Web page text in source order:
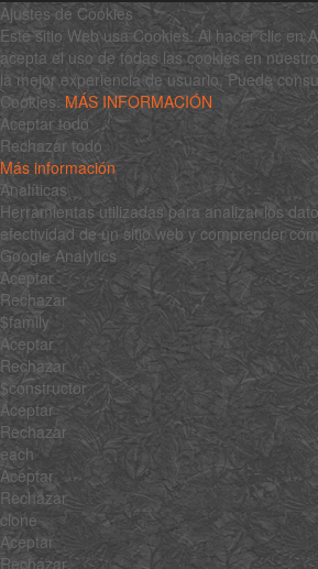
Ajustes de Cookies
Este sitio Web usa Cookies. Al hacer clic en
acepta el uso de todas las cookies en
la mejor experiencia de usuario. Puede
Cookies: MÁS INFORMACIÓN
Aceptar todo
Rechazar todo
Más información
Analíticas
Herramientas utilizadas para analizar los
efectividad de un sitio web y comprender
Google Analytics
Aceptar
Rechazar
$family
Aceptar
Rechazar
$constructor
Aceptar
Rechazar
each
Aceptar
Rechazar
clone
Aceptar
Rechazar